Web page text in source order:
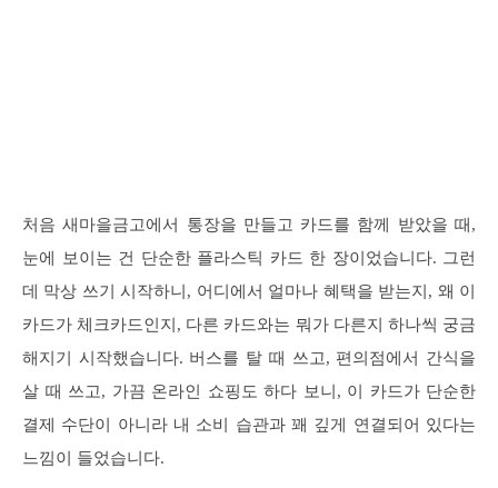
처음 새마을금고에서 통장을 만들고 카드를 함께 받았을 때,
눈에 보이는 건 단순한 플라스틱 카드 한 장이었습니다. 그런
데 막상 쓰기 시작하니, 어디에서 얼마나 혜택을 받는지, 왜 이
카드가 체크카드인지, 다른 카드와는 뭐가 다른지 하나씩 궁금
해지기 시작했습니다. 버스를 탈 때 쓰고, 편의점에서 간식을
살 때 쓰고, 가끔 온라인 쇼핑도 하다 보니, 이 카드가 단순한
결제 수단이 아니라 내 소비 습관과 꽤 깊게 연결되어 있다는
느낌이 들었습니다.